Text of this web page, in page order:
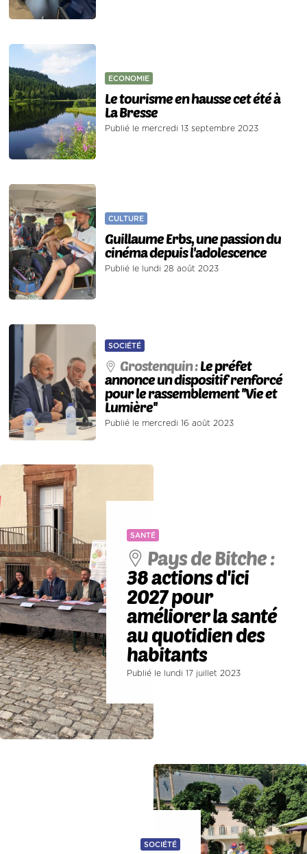
ECONOMIE
Le tourisme en hausse cet été à
La Bresse
Publié le mercredi 13 septembre 2023
CULTURE
Guillaume Erbs, une passion du
cinéma depuis l'adolescence
Publié le lundi 28 août 2023
SOCIÉTÉ
Grostenquin :Le préfet
annonce un dispositif renforcé
pour le rassemblement ''Vie et
Lumière''
Publié le mercredi 16 août 2023
SANTÉ
Pays de Bitche :
38 actions d'ici
2027 pour
améliorer la santé
au quotidien des
habitants
Publié le lundi 17 juillet 2023
SOCIÉTÉ